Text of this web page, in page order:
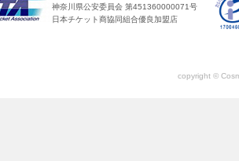
神奈川県公安委員会 第451360000071号
日本チケット商協同組合優良加盟店
copyright ©